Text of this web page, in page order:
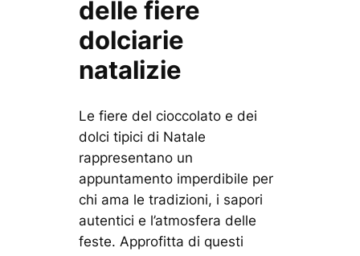
delle fiere
dolciarie
natalizie
Le fiere del cioccolato e dei
dolci tipici di Natale
rappresentano un
appuntamento imperdibile per
chi ama le tradizioni, i sapori
autentici e l’atmosfera delle
feste. Approfitta di questi